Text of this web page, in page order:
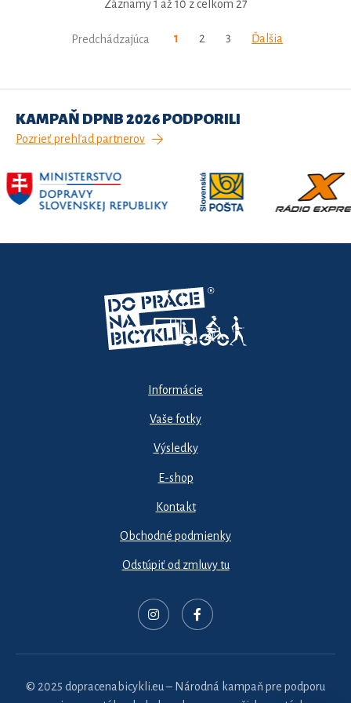
Záznamy 1 až 10 z celkom 27
Predchádzajúca 1 2 3 Ďalšia
KAMPAŇ DPNB 2026 PODPORILI
Pozrieť prehľad partnerov
Informácie
Vaše fotky
Výsledky
E-shop
Kontakt
Obchodné podmienky
Odstúpiť od zmluvy tu
© 2025 dopracenabicykli.eu – Národná kampaň pre podporu